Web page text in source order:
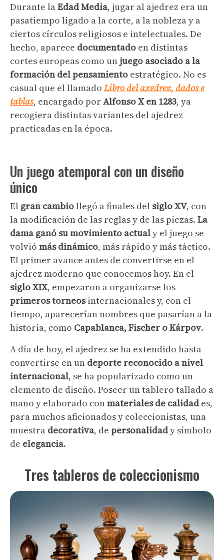
Durante laEdad Media, jugar al ajedrez era un
pasatiempo ligado a la corte, a la nobleza y a
ciertos círculos religiosos e intelectuales. De
hecho, aparece documentado en distintas
cortes europeas como un juego asociado a la
formación del pensamiento estratégico. No es
casual que el llamado Libro del axedrez, dados e
tablas, encargado por Alfonso X en 1283, ya
recogiera distintas variantes del ajedrez
practicadas en la época.
Un juego atemporal con un diseño
único
El gran cambiollegó a finales del siglo XV, con
la modificación de las reglas y de las piezas. La
dama ganó su movimiento actualy el juego se
volvió más dinámico, más rápido y más táctico.
El primer avance antes de convertirse en el
ajedrez moderno que conocemos hoy. En el
siglo XIX, empezaron a organizarse los
primeros torneosinternacionales y, con el
tiempo, aparecerían nombres que pasarían a la
historia, como Capablanca, Fischer o Kárpov.
A día de hoy, el ajedrez se ha extendido hasta
convertirse en un deporte reconocido a nivel
internacional, se ha popularizado como un
elemento de diseño. Poseer un tablero tallado a
mano y elaborado conmateriales de calidades,
para muchos aficionados y coleccionistas, una
muestra decorativa, de personalidady símbolo
de elegancia.
Tres tableros de coleccionismo